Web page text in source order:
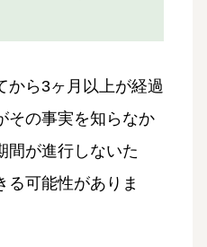
から3ヶ月以上が経過
その事実を知らなか
間が進行しないた
る可能性がありま